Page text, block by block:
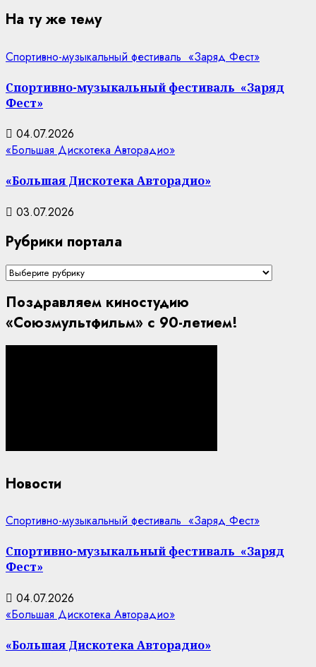
На ту же тему
Спортивно-музыкальный фестиваль «Заряд Фест»
Спортивно-музыкальный фестиваль «Заряд
Фест»
04.07.2026
«Большая Дискотека Авторадио»
«Большая Дискотека Авторадио»
03.07.2026
Рубрики портала
Рубрики
Поздравляем киностудию
«Союзмультфильм» с 90-летием!
Новости
Спортивно-музыкальный фестиваль «Заряд Фест»
Спортивно-музыкальный фестиваль «Заряд
Фест»
04.07.2026
«Большая Дискотека Авторадио»
«Большая Дискотека Авторадио»